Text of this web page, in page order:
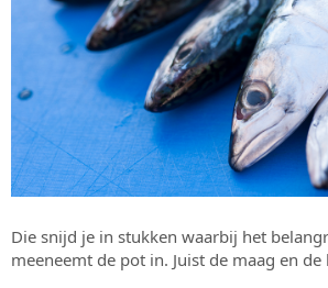
Die snijd je in stukken waarbij het
meeneemt de pot in. Juist de maag en de